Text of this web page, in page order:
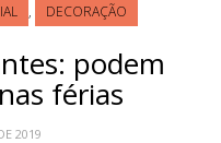
, DECORAÇÃO
podem
férias
2019